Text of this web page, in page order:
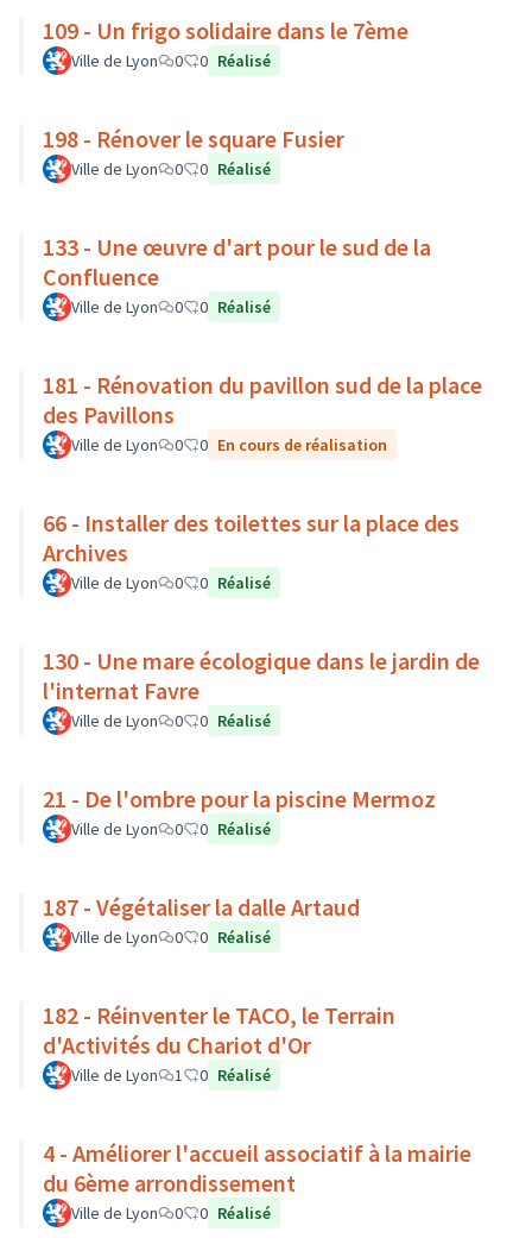
109 - Un frigo solidaire dans le 7ème
Ville de Lyon 0 0 Réalisé
198 - Rénover le square Fusier
Ville de Lyon 0 0 Réalisé
133 - Une œuvre d'art pour le sud de la
Confluence
Ville de Lyon 0 0 Réalisé
181 - Rénovation du pavillon sud de la place
des Pavillons
Ville de Lyon 0 0 En cours de réalisation
66 - Installer des toilettes sur la place des
Archives
Ville de Lyon 0 0 Réalisé
130 - Une mare écologique dans le jardin de
l'internat Favre
Ville de Lyon 0 0 Réalisé
21 - De l'ombre pour la piscine Mermoz
Ville de Lyon 0 0 Réalisé
187 - Végétaliser la dalle Artaud
Ville de Lyon 0 0 Réalisé
182 - Réinventer le TACO, le Terrain
d'Activités du Chariot d'Or
Ville de Lyon 1 0 Réalisé
4 - Améliorer l'accueil associatif à la mairie
du 6ème arrondissement
Ville de Lyon 0 0 Réalisé